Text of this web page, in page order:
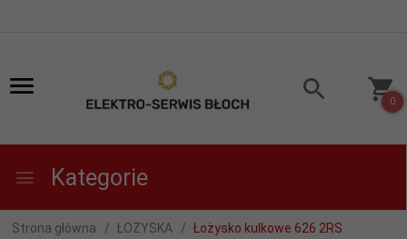
0
Kategorie
Strona główna ŁOŻYSKA Łożysko kulkowe 626 2RS